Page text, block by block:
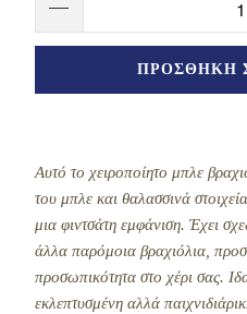
ΠΡΟΣΘΉΚΗ
Αυτό το χειροποίητο μπλε
του μπλε και θαλασσινά
μια φιντσάτη εμφάνιση. Έχει
άλλα παρόμοια βραχιόλια,
προσωπικότητα στο χέρι σας.
εκλεπτυσμένη αλλά